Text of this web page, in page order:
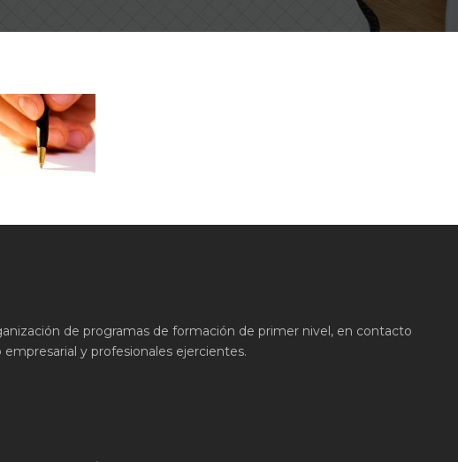
de programas de formación de primer nivel, en contacto
y profesionales ejercientes.